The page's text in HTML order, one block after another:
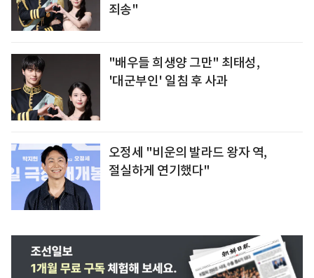
죄송"
"배우들 희생양 그만" 최태성,
'대군부인' 일침 후 사과
오정세 "비운의 발라드 왕자 역,
절실하게 연기했다"